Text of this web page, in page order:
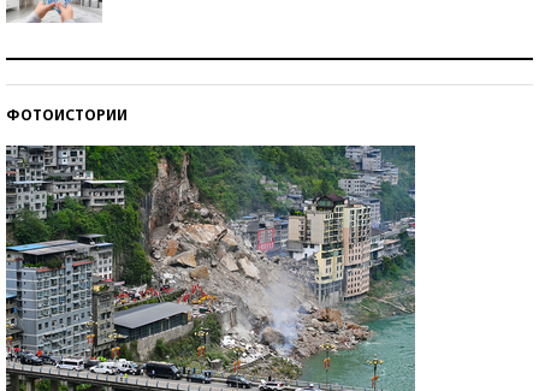
ФОТОИСТОРИИ